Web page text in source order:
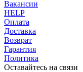
Вакансии
HELP
Оплата
Доставка
Возврат
Гарантия
Политика
Оставайтесь на связи